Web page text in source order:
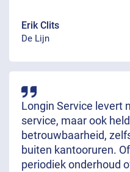
Erik Clits
De Lijn
Longin Service levert
service, maar ook
betrouwbaarheid,
buiten kantooruren.
periodiek onderhoud